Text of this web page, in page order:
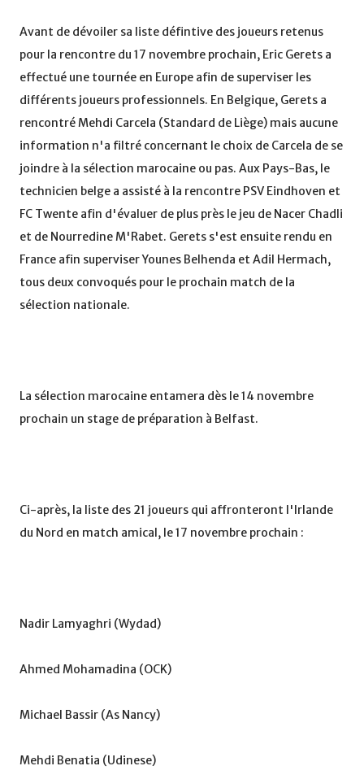
Avant de dévoiler sa liste défintive des joueurs retenus
pour la rencontre du 17 novembre prochain, Eric Gerets a
effectué une tournée en Europe afin de superviser les
différents joueurs professionnels. En Belgique, Gerets a
rencontré Mehdi Carcela (Standard de Liège) mais aucune
information n'a filtré concernant le choix de Carcela de se
joindre à la sélection marocaine ou pas. Aux Pays-Bas, le
technicien belge a assisté à la rencontre PSV Eindhoven et
FC Twente afin d'évaluer de plus près le jeu de Nacer Chadli
et de Nourredine M'Rabet. Gerets s'est ensuite rendu en
France afin superviser Younes Belhenda et Adil Hermach,
tous deux convoqués pour le prochain match de la
sélection nationale.
La sélection marocaine entamera dès le 14 novembre
prochain un stage de préparation à Belfast.
Ci-après, la liste des 21 joueurs qui affronteront l'Irlande
du Nord en match amical, le 17 novembre prochain :
Nadir Lamyaghri (Wydad)
Ahmed Mohamadina (OCK)
Michael Bassir (As Nancy)
Mehdi Benatia (Udinese)